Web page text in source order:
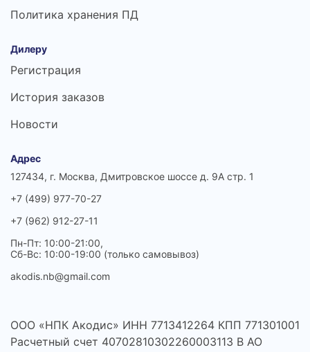
Политика хранения ПД
Дилеру
Регистрация
История заказов
Новости
Адрес
127434, г. Москва, Дмитровское шоссе д. 9А стр. 1
+7 (499) 977-70-27
+7 (962) 912-27-11
Пн-Пт: 10:00-21:00,
Сб-Вс: 10:00-19:00 (только самовывоз)
akodis.nb@gmail.com
ООО «НПК Акодис» ИНН 7713412264 КПП 771301001
Расчетный счет 40702810302260003113 В АО